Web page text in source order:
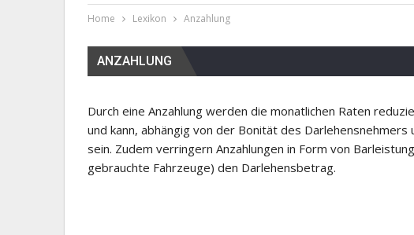
Home Lexikon Anzahlung
ANZAHLUNG
Durch eine Anzahlung werden die monatlichen Raten
und kann, abhängig von der Bonität des
sein. Zudem verringern Anzahlungen in Form von
gebrauchte Fahrzeuge) den Darlehensbetrag.